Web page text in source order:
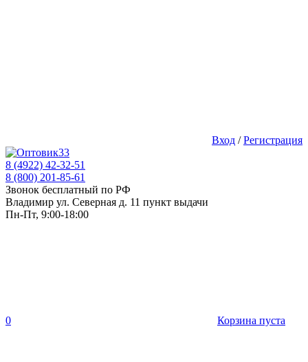
Вход /Регистрация
8 (4922) 42-32-51
8 (800) 201-85-61
Звонок бесплатный по РФ
Владимир ул. Северная д. 11 пункт выдачи
Пн-Пт, 9:00-18:00
0 Корзина пуста